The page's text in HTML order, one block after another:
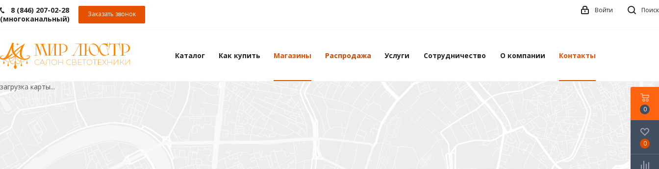
8 (846) 207-02-28
(многоканальный)
Заказать звонок Поиск
Войти
Каталог Как купить Магазины Распродажа Услуги Сотрудничество О компании Контакты
загрузка карты...
0
0